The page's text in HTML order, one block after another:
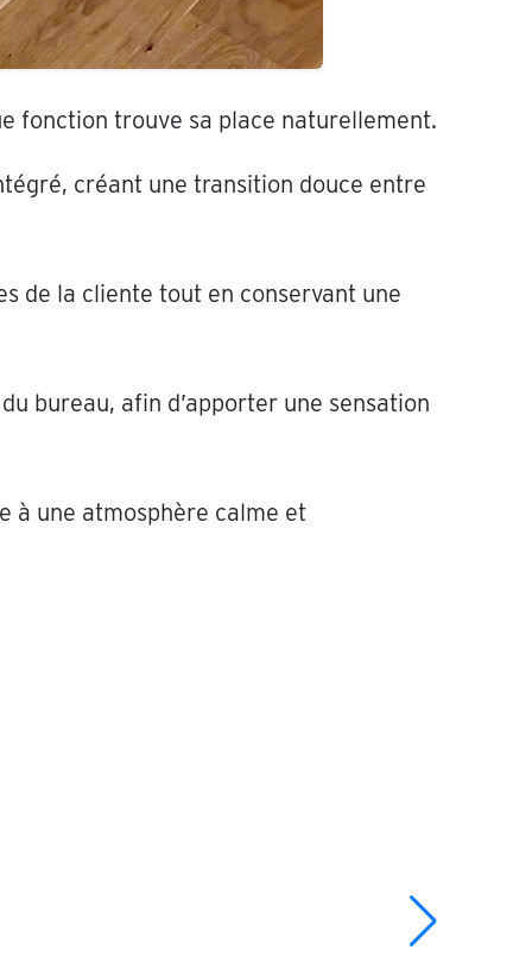
fonction trouve sa place naturellement.
créant une transition douce entre
de la cliente tout en conservant une
bureau, afin d’apporter une sensation
à une atmosphère calme et